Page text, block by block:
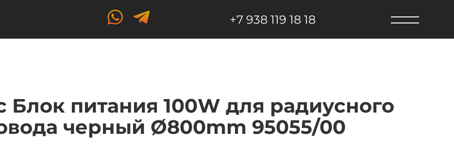
+7 938 119 18 18
Блок питания 100W для радиусного
черный Ø800mm 95055/00